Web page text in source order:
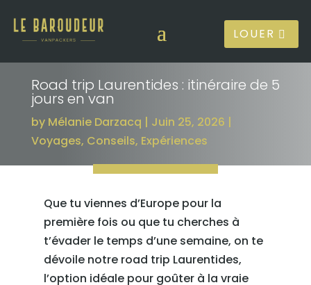
LOUER
Road trip Laurentides : itinéraire de 5
jours en van
by Mélanie Darzacq
Juin 25, 2026
Voyages, Conseils, Expériences
Que tu viennes d’Europe pour la
première fois ou que tu cherches à
t’évader le temps d’une semaine, on te
dévoile notre road trip Laurentides,
l’option idéale pour goûter à la vraie